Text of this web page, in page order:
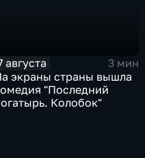
августа
3 мин
экраны страны вышла
"Последний
Колобок"